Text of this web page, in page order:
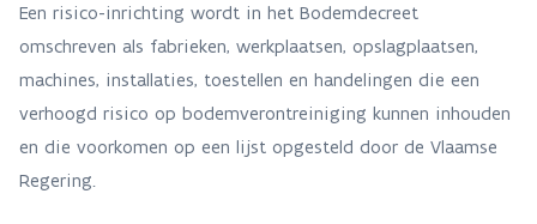
Een risico-inrichting wordt in het Bodemdecreet
omschreven als fabrieken, werkplaatsen, opslagplaatsen,
machines, installaties, toestellen en handelingen die een
verhoogd risico op bodemverontreiniging kunnen inhouden
en die voorkomen op een lijst opgesteld door de Vlaamse
Regering.